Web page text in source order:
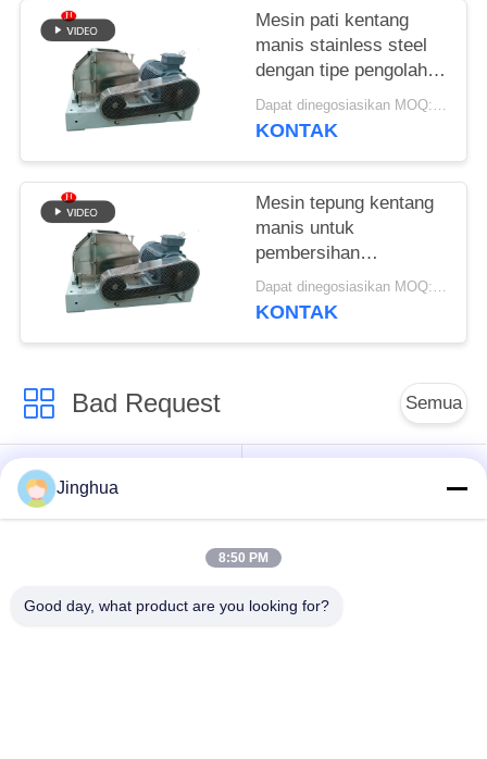
pembuatan pati
Mesin pati kentang
manis stainless steel
dengan tipe pengolahan
terus menerus dan
peralatan rasper
Dapat dinegosiasikan MOQ:1 Set
KONTAK
Mesin tepung kentang
manis untuk
pembersihan
penggilingan
pengolahan kemasan
Dapat dinegosiasikan MOQ:1 Set
KONTAK
Bad Request Semua
Peralatan Pengolah
Tepung Singkong
Jinghua
8:50 PM
Good day, what product are you looking for?